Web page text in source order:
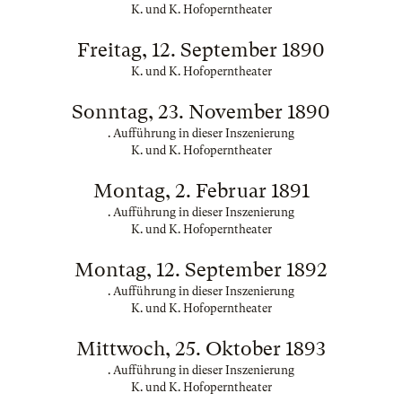
K. und K. Hofoperntheater
Freitag, 12. September 1890
K. und K. Hofoperntheater
Sonntag, 23. November 1890
. Aufführung in dieser Inszenierung
K. und K. Hofoperntheater
Montag, 2. Februar 1891
. Aufführung in dieser Inszenierung
K. und K. Hofoperntheater
Montag, 12. September 1892
. Aufführung in dieser Inszenierung
K. und K. Hofoperntheater
Mittwoch, 25. Oktober 1893
. Aufführung in dieser Inszenierung
K. und K. Hofoperntheater